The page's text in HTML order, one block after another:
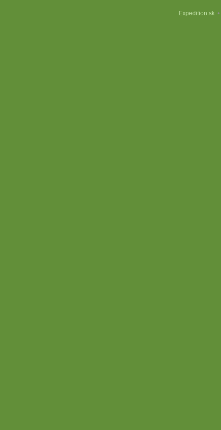
Expedition.sk